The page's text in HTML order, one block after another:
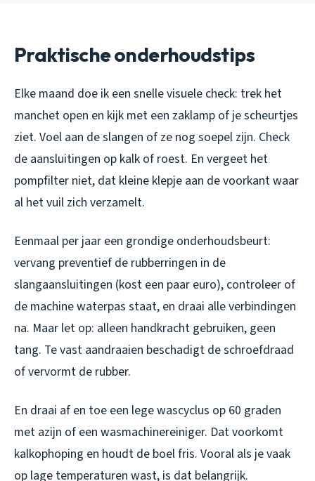
Praktische onderhoudstips
Elke maand doe ik een snelle visuele check: trek het
manchet open en kijk met een zaklamp of je scheurtjes
ziet. Voel aan de slangen of ze nog soepel zijn. Check
de aansluitingen op kalk of roest. En vergeet het
pompfilter niet, dat kleine klepje aan de voorkant waar
al het vuil zich verzamelt.
Eenmaal per jaar een grondige onderhoudsbeurt:
vervang preventief de rubberringen in de
slangaansluitingen (kost een paar euro), controleer of
de machine waterpas staat, en draai alle verbindingen
na. Maar let op: alleen handkracht gebruiken, geen
tang. Te vast aandraaien beschadigt de schroefdraad
of vervormt de rubber.
En draai af en toe een lege wascyclus op 60 graden
met azijn of een wasmachinereiniger. Dat voorkomt
kalkophoping en houdt de boel fris. Vooral als je vaak
op lage temperaturen wast, is dat belangrijk.